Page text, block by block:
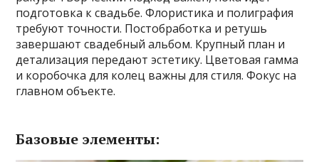
подготовка к свадьбе. Флористика и полиграфия
требуют точности. Постобработка и ретушь
завершают свадебный альбом. Крупный план и
детализация передают эстетику. Цветовая гамма
и коробочка для колец важны для стиля. Фокус на
главном объекте.
Базовые элементы: